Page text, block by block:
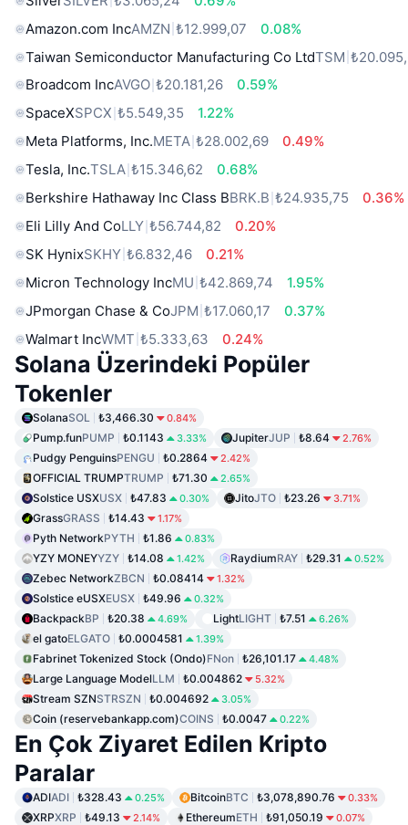
Amazon.com IncAMZN ₺12.999,07
0.08%
Taiwan Semiconductor Manufacturing Co LtdTSM
Broadcom IncAVGO ₺20.181,26
0.59%
SpaceXSPCX ₺5.549,35
1.22%
Meta Platforms, Inc.META ₺28.002,69
0.49%
Tesla, Inc.TSLA ₺15.346,62
0.68%
Berkshire Hathaway Inc Class BBRK.B ₺24.935,75
0.36%
Eli Lilly And CoLLY ₺56.744,82
0.20%
SK HynixSKHY ₺6.832,46
0.21%
Micron Technology IncMU ₺42.869,74
1.95%
JPmorgan Chase & CoJPM ₺17.060,17
0.37%
Walmart IncWMT ₺5.333,63 0.24%
Solana Üzerindeki Popüler
Tokenler
SolanaSOL ₺3,466.30 0.84%
Pump.funPUMP ₺0.1143 3.33% JupiterJUP ₺8.64 2.76%
Pudgy PenguinsPENGU ₺0.2864 2.42%
OFFICIAL TRUMPTRUMP ₺71.30 2.65%
Solstice USXUSX ₺47.83 0.30% JitoJTO ₺23.26 3.71%
GrassGRASS ₺14.43 1.17%
Pyth NetworkPYTH ₺1.86 0.83%
YZY MONEYYZY ₺14.08 1.42% RaydiumRAY ₺29.31 0.52%
Zebec NetworkZBCN ₺0.08414 1.32%
Solstice eUSXEUSX ₺49.96 0.32%
BackpackBP ₺20.38 4.69% LightLIGHT ₺7.51 6.26%
el gatoELGATO ₺0.0004581 1.39%
Fabrinet Tokenized Stock (Ondo)FNon ₺26,101.17 4.48%
Large Language ModelLLM ₺0.004862 5.32%
Stream SZNSTRSZN ₺0.004692 3.05%
Coin (reservebankapp.com)COINS ₺0.0047 0.22%
En Çok Ziyaret Edilen Kripto
Paralar
ADIADI ₺328.43 0.25% BitcoinBTC ₺3,078,890.76 0.33%
XRPXRP ₺49.13 2.14% EthereumETH ₺91,050.19 0.07%